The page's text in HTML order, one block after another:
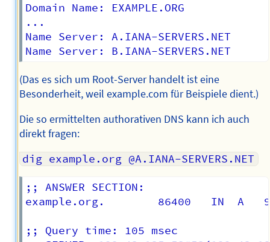
Domain Name: EXAMPLE.ORG
...
Name Server: A.IANA-SERVERS.NET
(Das es sich um Root-Server handelt ist eine
Besonderheit, weil example.com für Beispiele dient.)
Die so ermittelten authorativen DNS kann ich auch
direkt fragen:
dig example.org @A.IANA-SERVERS.NET
;; ANSWER SECTION:
example.org.		86400	IN	A	93.184.216.34
;; Query time: 105 msec